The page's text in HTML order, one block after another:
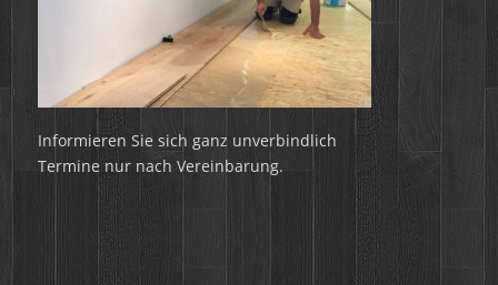
Informieren Sie sich ganz unverbindlich
Termine nur nach Vereinbarung.